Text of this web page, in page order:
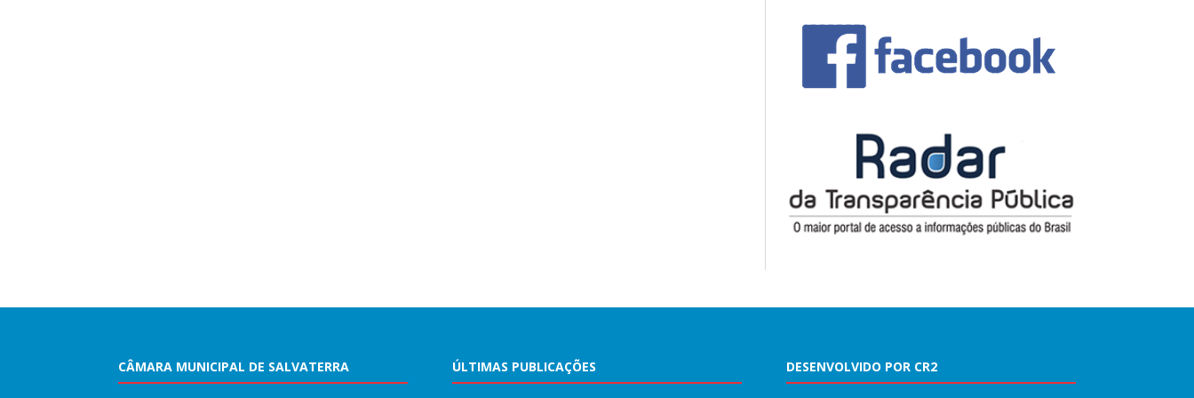
CÂMARA MUNICIPAL DE SALVATERRA ÚLTIMAS PUBLICAÇÕES DESENVOLVIDO POR CR2